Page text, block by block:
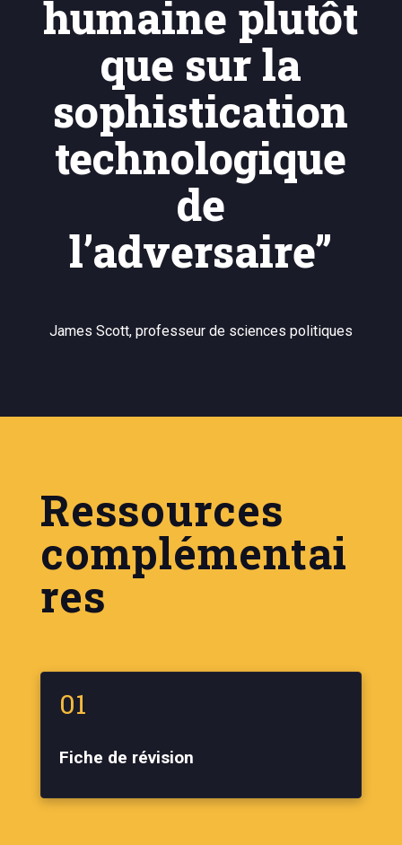
humaine plutôt
que sur la
sophistication
technologique
de
l’adversaire”
James Scott, professeur de sciences politiques
Ressources
complémentai
res
01
Fiche de révision